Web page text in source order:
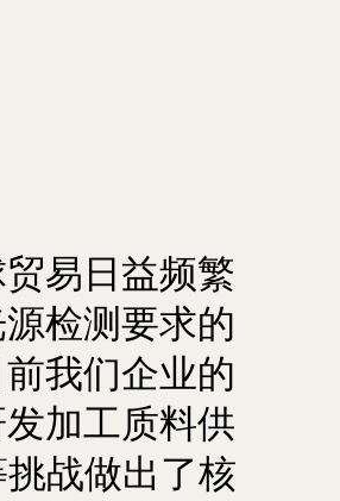
易日益频繁
检测要求的
我们企业的
加工质料供
战做出了核